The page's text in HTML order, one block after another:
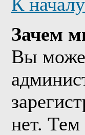
Зачем
Вы
нет. Тем